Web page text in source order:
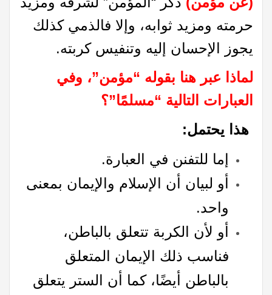
حرمته ومزيد ثوابه، وإلا فالذمي كذلك
يجوز الإحسان إليه وتنفيس كربته.
لماذا عبر هنا بقوله “مؤمن”، وفي
العبارات التالية “مسلمًا”؟
هذا يحتمل:
إما للتفنن في العبارة.
أو لبيان أن الإسلام والإيمان بمعنى
واحد.
أو لأن الكربة تتعلق بالباطن،
فناسب ذلك الإيمان المتعلق
بالباطن أيضًا، كما أن الستر يتعلق